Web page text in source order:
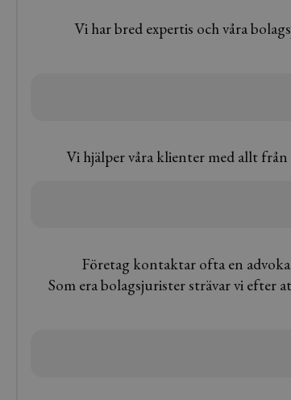
​Vi har bred expertis och våra
Vi hjälper våra klienter med allt
Företag kontaktar ofta en
Som era bolagsjurister strävar vi efter